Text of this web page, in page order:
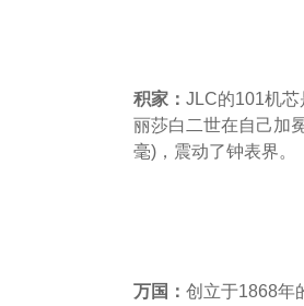
积家： JLC的101机
丽莎白二世在自己加
毫)，震动了钟表界。
万国： 创立于1868年